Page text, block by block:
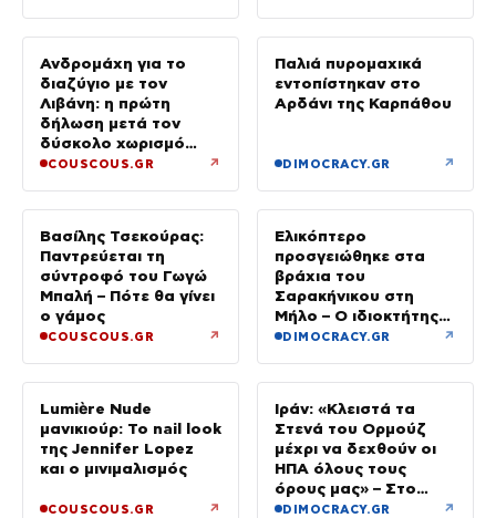
Ανδρομάχη για το
διαζύγιο με τον
Λιβάνη: η πρώτη
δήλωση μετά τον
δύσκολο χωρισμό
«Όποιος έχει…»
COUSCOUS.GR ↗
Παλιά πυρομαχικά
εντοπίστηκαν στο
Αρδάνι της Καρπάθου
DIMOCRACY.GR ↗
Βασίλης Τσεκούρας:
Παντρεύεται τη
σύντροφό του Γωγώ
Μπαλή – Πότε θα γίνει
ο γάμος
COUSCOUS.GR ↗
Ελικόπτερο
προσγειώθηκε στα
βράχια του
Σαρακήνικου στη
Μήλο – Ο ιδιοκτήτης
κατέβηκε για μπάνιο
DIMOCRACY.GR ↗
Lumière Nude
μανικιούρ: Το nail look
της Jennifer Lopez
και ο μινιμαλισμός
COUSCOUS.GR ↗
Ιράν: «Κλειστά τα
Στενά του Ορμούζ
μέχρι να δεχθούν οι
ΗΠΑ όλους τους
όρους μας» – Στο
τραπέζι συμφωνία για
DIMOCRACY.GR ↗